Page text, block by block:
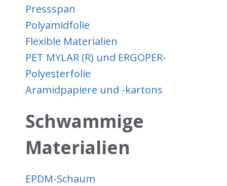
Pressspan
Polyamidfolie
Flexible Materialien
PET MYLAR (R) und ERGOPER-
Polyesterfolie
Aramidpapiere und -kartons
Schwammige
Materialien
EPDM-Schaum